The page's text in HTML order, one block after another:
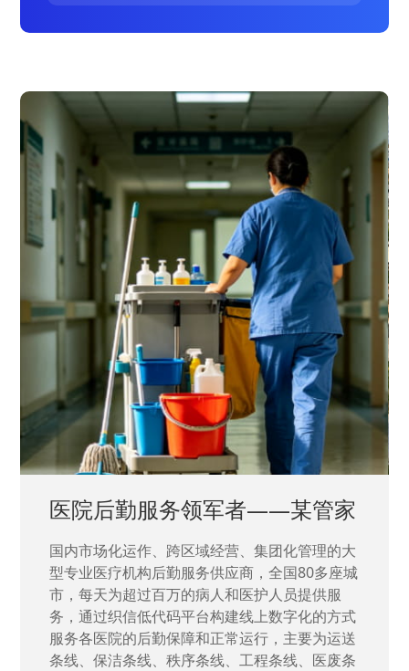
中国兵器工业集团——银光化学
国家“一五”期间156个重点项目之一。属于国家
高新技术企业，在信息化升级建设中，存在大
量“小、散、碎”的信息化需求，需要投入大量人
力资源进行开发，通过引入织信低代码平台，解
决当下遇到的各类业务难题，提升整体的IT研发
效率。